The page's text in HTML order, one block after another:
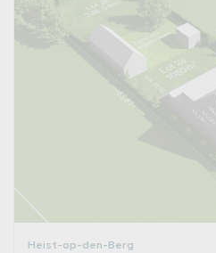
Heist-op-den-Berg